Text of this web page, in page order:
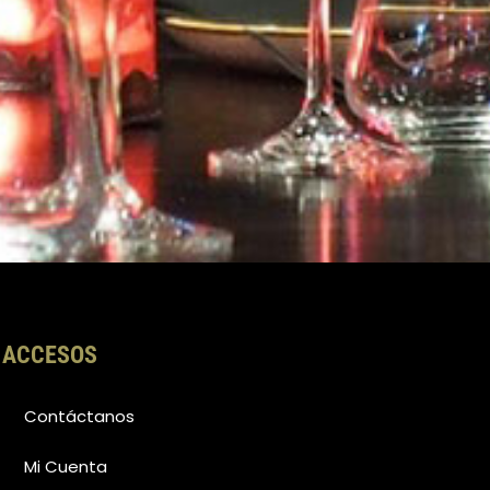
ACCESOS
Contáctanos
Mi Cuenta